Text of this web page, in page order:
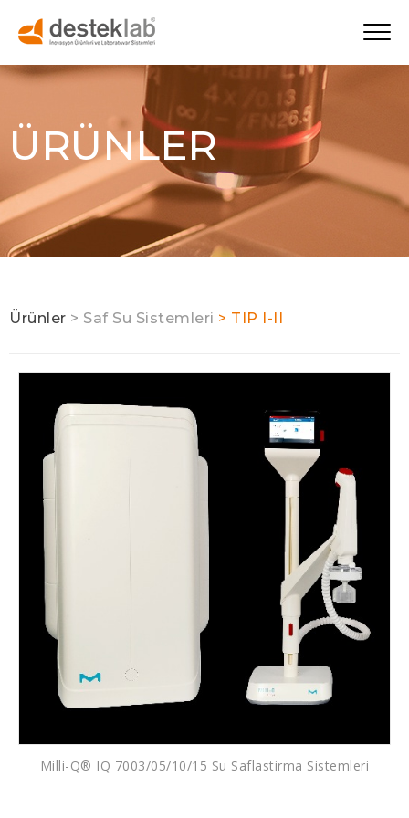
ÜRÜNLER
Ürünler > Saf Su Sistemleri > TIP I-II
Milli-Q® IQ 7003/05/10/15 Su Saflastirma Sistemleri